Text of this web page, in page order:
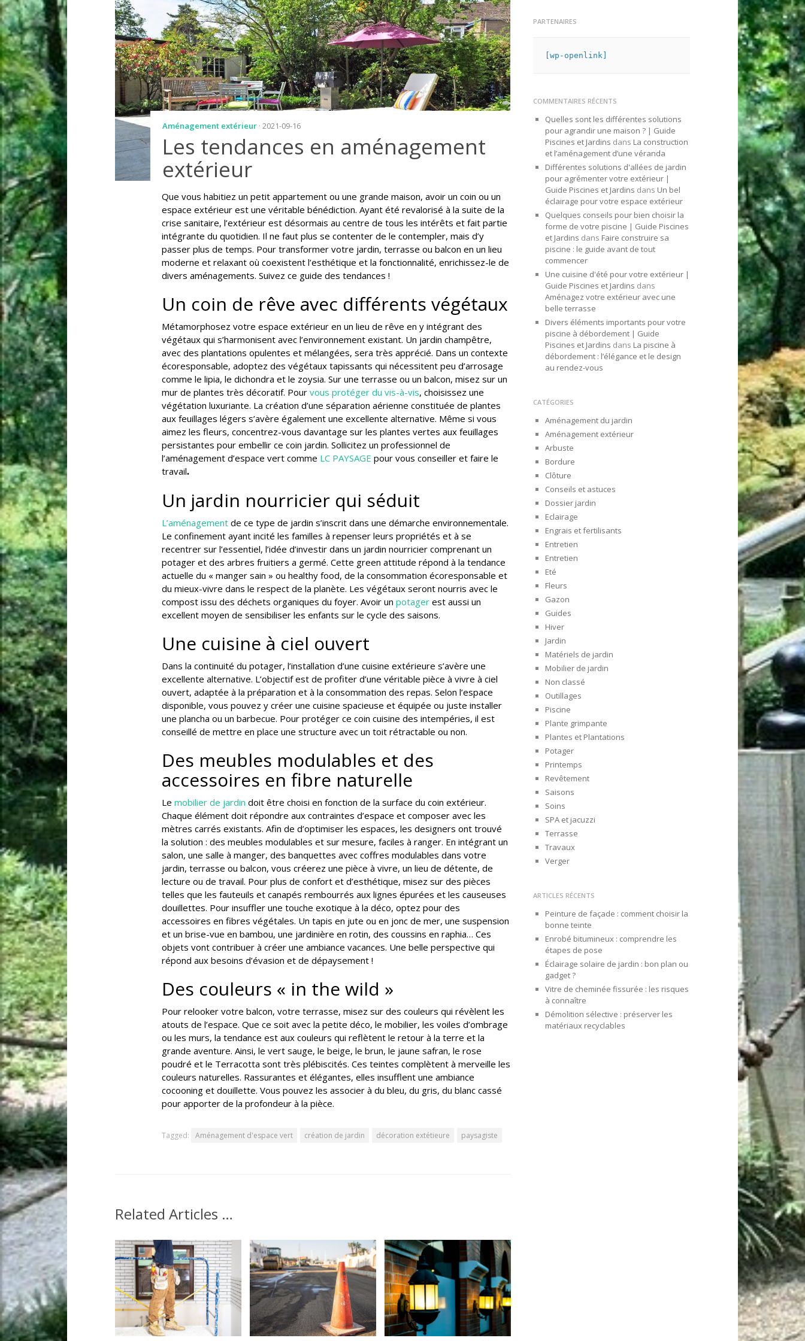
Aménagement extérieur · 2021-09-16
Les tendances en aménagement
extérieur
Que vous habitiez un petit appartement ou une grande maison, avoir un coin ou un
espace extérieur est une véritable bénédiction. Ayant été revalorisé à la suite de la
crise sanitaire, l’extérieur est désormais au centre de tous les intérêts et fait partie
intégrante du quotidien. Il ne faut plus se contenter de le contempler, mais d’y
passer plus de temps. Pour transformer votre jardin, terrasse ou balcon en un lieu
moderne et relaxant où coexistent l’esthétique et la fonctionnalité, enrichissez-le de
divers aménagements. Suivez ce guide des tendances !
Un coin de rêve avec différents végétaux
Métamorphosez votre espace extérieur en un lieu de rêve en y intégrant des
végétaux qui s’harmonisent avec l’environnement existant. Un jardin champêtre,
avec des plantations opulentes et mélangées, sera très apprécié. Dans un contexte
écoresponsable, adoptez des végétaux tapissants qui nécessitent peu d’arrosage
comme le lipia, le dichondra et le zoysia. Sur une terrasse ou un balcon, misez sur un
mur de plantes très décoratif. Pour vous protéger du vis-à-vis, choisissez une
végétation luxuriante. La création d’une séparation aérienne constituée de plantes
aux feuillages légers s’avère également une excellente alternative. Même si vous
aimez les fleurs, concentrez-vous davantage sur les plantes vertes aux feuillages
persistantes pour embellir ce coin jardin. Sollicitez un professionnel de
l’aménagement d’espace vert comme LC PAYSAGE pour vous conseiller et faire le
travail.
Un jardin nourricier qui séduit
L’aménagement de ce type de jardin s’inscrit dans une démarche environnementale.
Le confinement ayant incité les familles à repenser leurs propriétés et à se
recentrer sur l’essentiel, l’idée d’investir dans un jardin nourricier comprenant un
potager et des arbres fruitiers a germé. Cette green attitude répond à la tendance
actuelle du « manger sain » ou healthy food, de la consommation écoresponsable et
du mieux-vivre dans le respect de la planète. Les végétaux seront nourris avec le
compost issu des déchets organiques du foyer. Avoir un potager est aussi un
excellent moyen de sensibiliser les enfants sur le cycle des saisons.
Une cuisine à ciel ouvert
Dans la continuité du potager, l’installation d’une cuisine extérieure s’avère une
excellente alternative. L’objectif est de profiter d’une véritable pièce à vivre à ciel
ouvert, adaptée à la préparation et à la consommation des repas. Selon l’espace
disponible, vous pouvez y créer une cuisine spacieuse et équipée ou juste installer
une plancha ou un barbecue. Pour protéger ce coin cuisine des intempéries, il est
conseillé de mettre en place une structure avec un toit rétractable ou non.
Des meubles modulables et des
accessoires en fibre naturelle
Le mobilier de jardin doit être choisi en fonction de la surface du coin extérieur.
Chaque élément doit répondre aux contraintes d’espace et composer avec les
mètres carrés existants. Afin de d’optimiser les espaces, les designers ont trouvé
la solution : des meubles modulables et sur mesure, faciles à ranger. En intégrant un
salon, une salle à manger, des banquettes avec coffres modulables dans votre
jardin, terrasse ou balcon, vous créerez une pièce à vivre, un lieu de détente, de
lecture ou de travail. Pour plus de confort et d’esthétique, misez sur des pièces
telles que les fauteuils et canapés rembourrés aux lignes épurées et les causeuses
douillettes. Pour insuffler une touche exotique à la déco, optez pour des
accessoires en fibres végétales. Un tapis en jute ou en jonc de mer, une suspension
et un brise-vue en bambou, une jardinière en rotin, des coussins en raphia… Ces
objets vont contribuer à créer une ambiance vacances. Une belle perspective qui
répond aux besoins d’évasion et de dépaysement !
Des couleurs « in the wild »
Pour relooker votre balcon, votre terrasse, misez sur des couleurs qui révèlent les
atouts de l’espace. Que ce soit avec la petite déco, le mobilier, les voiles d’ombrage
ou les murs, la tendance est aux couleurs qui reflètent le retour à la terre et la
grande aventure. Ainsi, le vert sauge, le beige, le brun, le jaune safran, le rose
poudré et le Terracotta sont très plébiscités. Ces teintes complètent à merveille les
couleurs naturelles. Rassurantes et élégantes, elles insufflent une ambiance
cocooning et douillette. Vous pouvez les associer à du bleu, du gris, du blanc cassé
pour apporter de la profondeur à la pièce.
Tagged: Aménagement d'espace vert création de jardin décoration extétieure paysagiste
Related Articles …
PARTENAIRES
[wp-openlink]
COMMENTAIRES RÉCENTS
Quelles sont les différentes solutions
pour agrandir une maison ? | Guide
Piscines et Jardins dans La construction
et l’aménagement d’une véranda
Différentes solutions d'allées de jardin
pour agrémenter votre extérieur |
Guide Piscines et Jardins dans Un bel
éclairage pour votre espace extérieur
Quelques conseils pour bien choisir la
forme de votre piscine | Guide Piscines
et Jardins dans Faire construire sa
piscine : le guide avant de tout
commencer
Une cuisine d'été pour votre extérieur |
Guide Piscines et Jardins dans
Aménagez votre extérieur avec une
belle terrasse
Divers éléments importants pour votre
piscine à débordement | Guide
Piscines et Jardins dans La piscine à
débordement : l’élégance et le design
au rendez-vous
CATÉGORIES
Aménagement du jardin
Aménagement extérieur
Arbuste
Bordure
Clôture
Conseils et astuces
Dossier jardin
Eclairage
Engrais et fertilisants
Entretien
Entretien
Eté
Fleurs
Gazon
Guides
Hiver
Jardin
Matériels de jardin
Mobilier de jardin
Non classé
Outillages
Piscine
Plante grimpante
Plantes et Plantations
Potager
Printemps
Revêtement
Saisons
Soins
SPA et jacuzzi
Terrasse
Travaux
Verger
ARTICLES RÉCENTS
Peinture de façade : comment choisir la
bonne teinte
Enrobé bitumineux : comprendre les
étapes de pose
Éclairage solaire de jardin : bon plan ou
gadget ?
Vitre de cheminée fissurée : les risques
à connaître
Démolition sélective : préserver les
matériaux recyclables